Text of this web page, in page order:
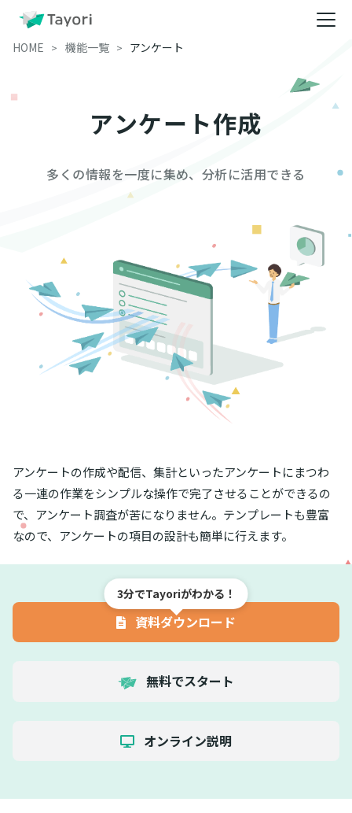
HOME 機能一覧 アンケート
アンケート作成
多くの情報を一度に集め、分析に活用できる
アンケートの作成や配信、集計といったアンケートにまつわ
る一連の作業をシンプルな操作で完了させることができるの
で、アンケート調査が苦になりません。テンプレートも豊富
なので、アンケートの項目の設計も簡単に行えます。
3分でTayoriがわかる！
資料ダウンロード
無料でスタート
オンライン説明